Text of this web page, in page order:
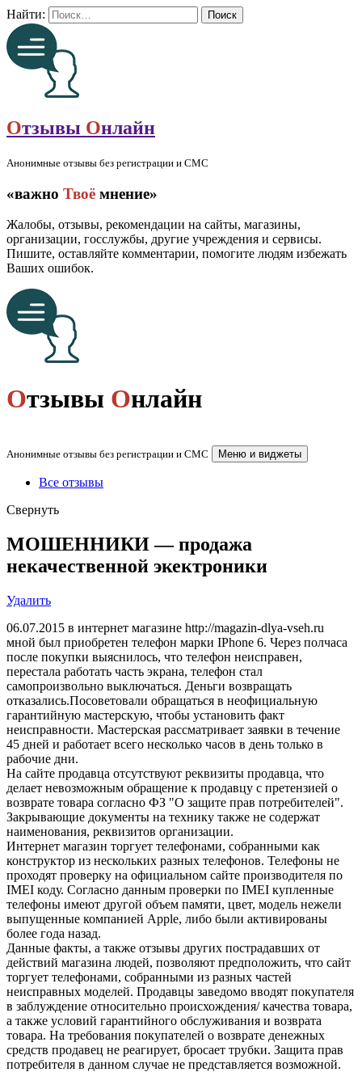
Найти:
Отзывы Онлайн
Анонимные отзывы без регистрации и СМС
«важно Твоё мнение»
Жалобы, отзывы, рекомендации на сайты, магазины,
организации, госслужбы, другие учреждения и сервисы.
Пишите, оставляйте комментарии, помогите людям избежать
Ваших ошибок.
Отзывы Онлайн
Анонимные отзывы без регистрации и СМС Меню и виджеты
Все отзывы
Свернуть
МОШЕННИКИ — продажа
некачественной экектроники
Удалить
06.07.2015 в интернет магазине http://magazin-dlya-vseh.ru
мной был приобретен телефон марки IPhone 6. Через полчаса
после покупки выяснилось, что телефон неисправен,
перестала работать часть экрана, телефон стал
самопроизвольно выключаться. Деньги возвращать
отказались.Посоветовали обращаться в неофициальную
гарантийную мастерскую, чтобы установить факт
неисправности. Мастерская рассматривает заявки в течение
45 дней и работает всего несколько часов в день только в
рабочие дни.
На сайте продавца отсутствуют реквизиты продавца, что
делает невозможным обращение к продавцу с претензией о
возврате товара согласно ФЗ "О защите прав потребителей".
Закрывающие документы на технику также не содержат
наименования, реквизитов организации.
Интернет магазин торгует телефонами, собранными как
конструктор из нескольких разных телефонов. Телефоны не
проходят проверку на официальном сайте производителя по
IMEI коду. Согласно данным проверки по IMEI купленные
телефоны имеют другой объем памяти, цвет, модель нежели
выпущенные компанией Apple, либо были активированы
более года назад.
Данные факты, а также отзывы других пострадавших от
действий магазина людей, позволяют предположить, что сайт
торгует телефонами, собранными из разных частей
неисправных моделей. Продавцы заведомо вводят покупателя
в заблуждение относительно происхождения/ качества товара,
а также условий гарантийного обслуживания и возврата
товара. На требования покупателей о возврате денежных
средств продавец не реагирует, бросает трубки. Защита прав
потребителя в данном случае не представляется возможной.